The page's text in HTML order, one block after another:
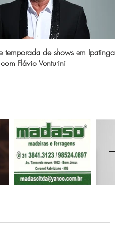
temporada de shows em Ipatinga
com Flávio Venturini